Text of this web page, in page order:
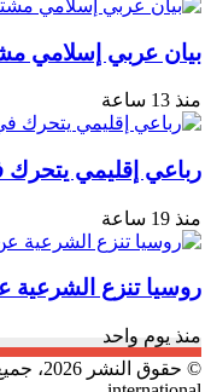
بيان عربي إسلامي
منذ 13 ساعة
رباعي إقليمي يتحرك
منذ 19 ساعة
روسيا تنزع الشرعية
منذ يوم واحد
© حقوق النشر 2026، جميع الحقوق محفوظة |